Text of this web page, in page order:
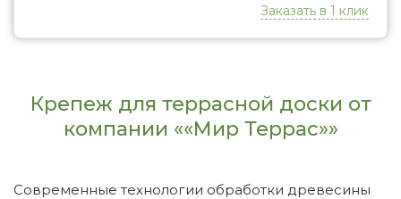
Заказать в 1 клик
Крепеж для террасной доски от
компании ««Мир Террас»»
Современные технологии обработки древесины